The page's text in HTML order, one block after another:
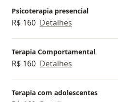
Psicoterapia presencial
R$ 160 Detalhes
Terapia Comportamental
R$ 160 Detalhes
Terapia com adolescentes